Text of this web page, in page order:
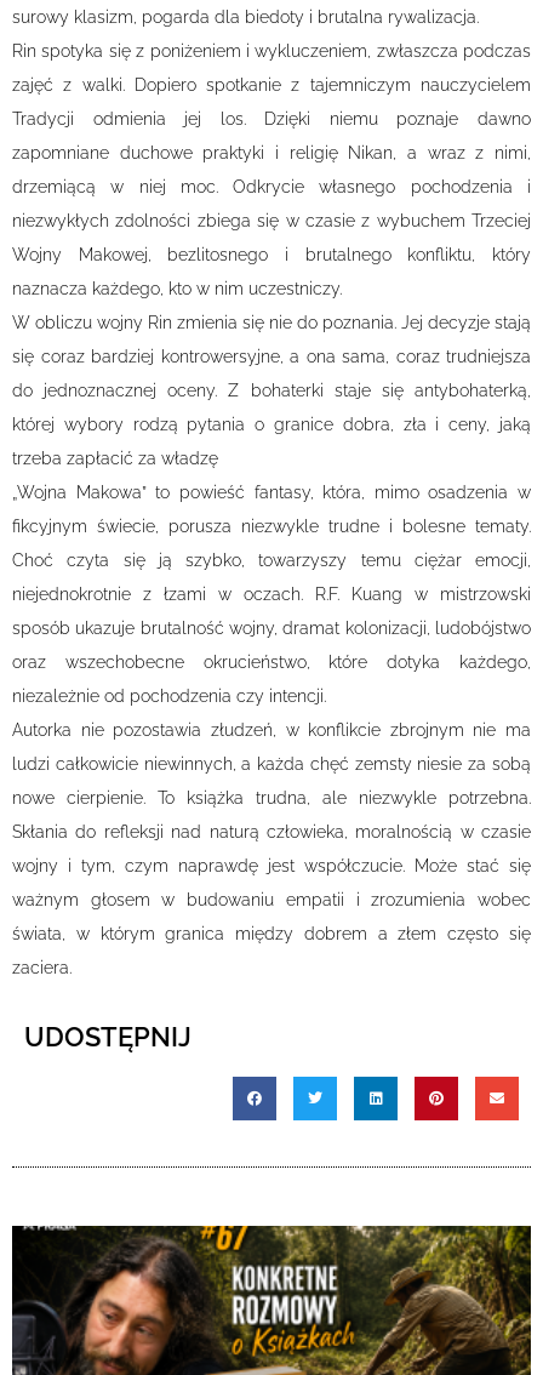
surowy klasizm, pogarda dla biedoty i brutalna rywalizacja.
Rin spotyka się z poniżeniem i wykluczeniem, zwłaszcza podczas
zajęć z walki. Dopiero spotkanie z tajemniczym nauczycielem
Tradycji odmienia jej los. Dzięki niemu poznaje dawno
zapomniane duchowe praktyki i religię Nikan, a wraz z nimi,
drzemiącą w niej moc. Odkrycie własnego pochodzenia i
niezwykłych zdolności zbiega się w czasie z wybuchem Trzeciej
Wojny Makowej, bezlitosnego i brutalnego konfliktu, który
naznacza każdego, kto w nim uczestniczy.
W obliczu wojny Rin zmienia się nie do poznania. Jej decyzje stają
się coraz bardziej kontrowersyjne, a ona sama, coraz trudniejsza
do jednoznacznej oceny. Z bohaterki staje się antybohaterką,
której wybory rodzą pytania o granice dobra, zła i ceny, jaką
trzeba zapłacić za władzę
„Wojna Makowa” to powieść fantasy, która, mimo osadzenia w
fikcyjnym świecie, porusza niezwykle trudne i bolesne tematy.
Choć czyta się ją szybko, towarzyszy temu ciężar emocji,
niejednokrotnie z łzami w oczach. R.F. Kuang w mistrzowski
sposób ukazuje brutalność wojny, dramat kolonizacji, ludobójstwo
oraz wszechobecne okrucieństwo, które dotyka każdego,
niezależnie od pochodzenia czy intencji.
Autorka nie pozostawia złudzeń, w konflikcie zbrojnym nie ma
ludzi całkowicie niewinnych, a każda chęć zemsty niesie za sobą
nowe cierpienie. To książka trudna, ale niezwykle potrzebna.
Skłania do refleksji nad naturą człowieka, moralnością w czasie
wojny i tym, czym naprawdę jest współczucie. Może stać się
ważnym głosem w budowaniu empatii i zrozumienia wobec
świata, w którym granica między dobrem a złem często się
zaciera.
UDOSTĘPNIJ